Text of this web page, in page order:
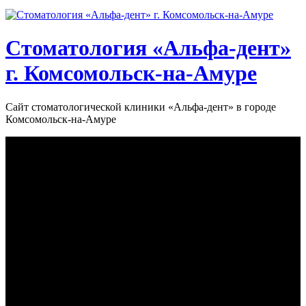
Стоматология «‎Альфа-дент»‎
г. Комсомольск-на-Амуре
Сайт стоматологической клиники «‎Альфа-дент» в городе
Комсомольск-на-Амуре